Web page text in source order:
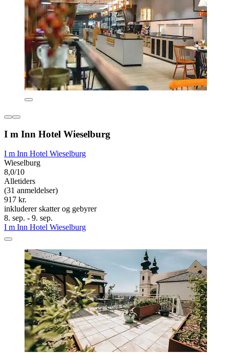
I m Inn Hotel Wieselburg
I m Inn Hotel Wieselburg
Wieselburg
8,0/10
Alletiders
(31 anmeldelser)
917 kr.
inkluderer skatter og gebyrer
8. sep. - 9. sep.
I m Inn Hotel Wieselburg